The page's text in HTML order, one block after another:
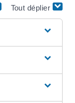
Tout déplier